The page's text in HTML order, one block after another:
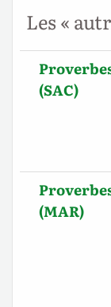
Les «
(SAC)
(MAR)